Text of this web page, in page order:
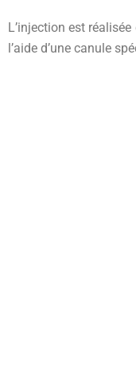
L’injection est
l’aide d’une canule